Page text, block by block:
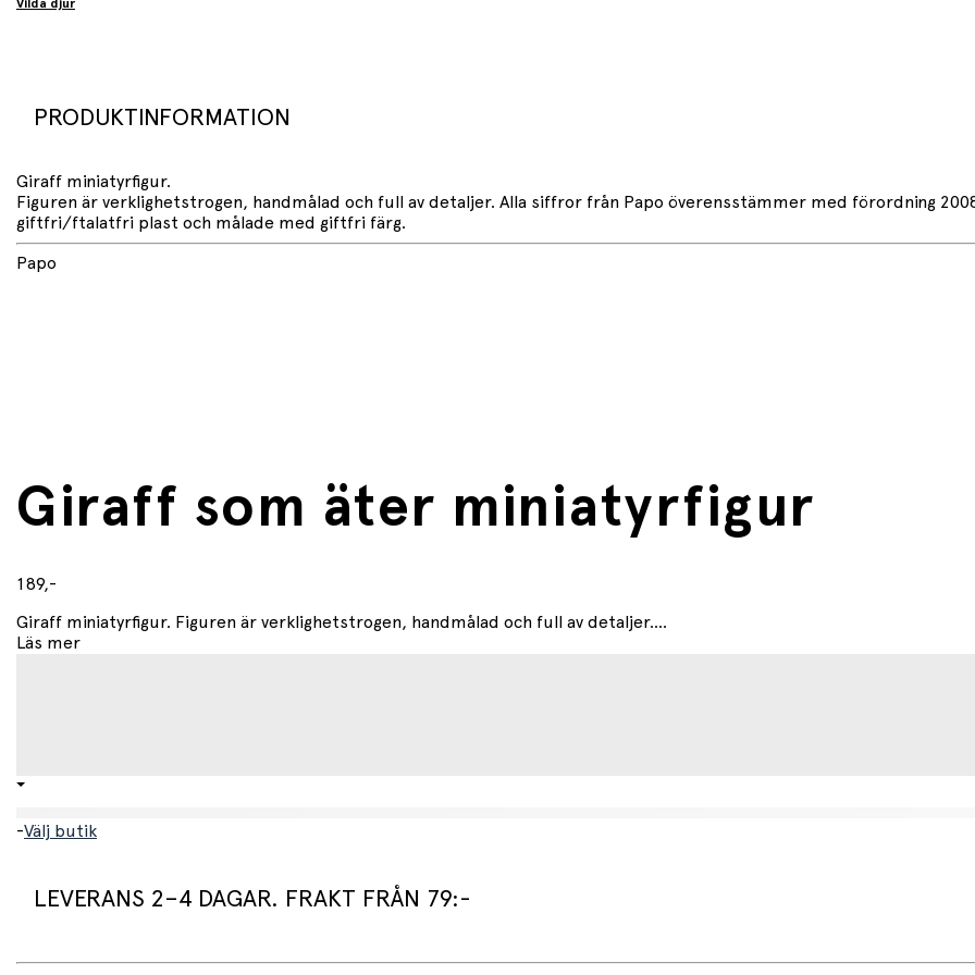
Vilda djur
PRODUKTINFORMATION
Giraff miniatyrfigur.
Figuren är verklighetstrogen, handmålad och full av detaljer. Alla siffror från Papo överensstämmer med förordning
giftfri/ftalatfri plast och målade med giftfri färg.
Papo
Giraff som äter miniatyrfigur
189,-
Giraff miniatyrfigur. Figuren är verklighetstrogen, handmålad och full av detaljer....
Läs mer
-Välj butik
LEVERANS 2–4 DAGAR. FRAKT FRÅN 79:-